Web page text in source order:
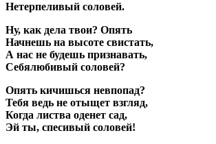
Нетерпеливый соловей.
Ну, как дела твои? Опять
Начнешь на высоте свистать,
А нас не будешь признавать,
Себялюбивый соловей?
Опять кичишься невпопад?
Тебя ведь не отыщет взгляд,
Когда листва оденет сад,
Эй ты, спесивый соловей!